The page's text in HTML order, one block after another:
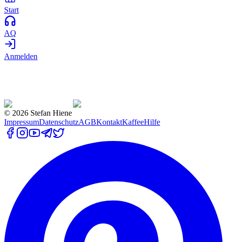
Start
AQ
Anmelden
© 2026 Stefan Hiene
ImpressumDatenschutzAGBKontaktKaffeeHilfe